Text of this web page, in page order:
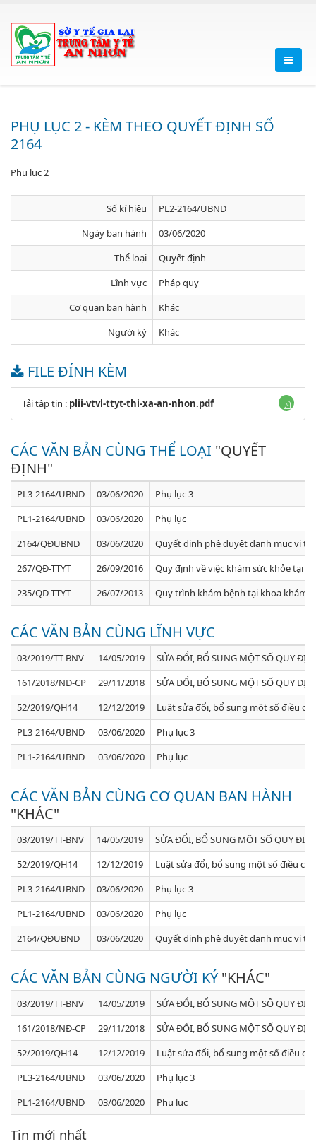
PHỤ LỤC 2 - KÈM THEO QUYẾT ĐỊNH SỐ
2164
Phụ lục 2
Số kí hiệu
PL2-2164/UBND
Ngày ban hành
03/06/2020
Thể loại
Quyết định
Lĩnh vực
Pháp quy
Cơ quan ban hành
Khác
Người ký
Khác
FILE ĐÍNH KÈM
Tải tập tin : plii-vtvl-ttyt-thi-xa-an-nhon.pdf
CÁC VĂN BẢN CÙNG THỂ LOẠI "QUYẾT
ĐỊNH"
PL3-2164/UBND 03/06/2020
Phụ lục 3
PL1-2164/UBND
03/06/2020
Phụ lục
2164/QĐUBND
03/06/2020
Quyết định phê duyệt danh mục vị trí
267/QĐ-TTYT
26/09/2016
Quy định về việc khám sức khỏe tại
235/QD-TTYT
26/07/2013 Quy trình khám bệnh tại khoa khám
CÁC VĂN BẢN CÙNG LĨNH VỰC
03/2019/TT-BNV 14/05/2019
SỬA ĐỔI, BỔ SUNG MỘT SỐ QUY
161/2018/NĐ-CP
29/11/2018
SỬA ĐỔI, BỔ SUNG MỘT SỐ QUY
52/2019/QH14
12/12/2019
Luật sửa đổi, bổ sung một số điều
PL3-2164/UBND
03/06/2020
Phụ lục 3
PL1-2164/UBND
03/06/2020 Phụ lục
CÁC VĂN BẢN CÙNG CƠ QUAN BAN HÀNH
"KHÁC"
03/2019/TT-BNV 14/05/2019
SỬA ĐỔI, BỔ SUNG MỘT SỐ QUY
52/2019/QH14
12/12/2019
Luật sửa đổi, bổ sung một số điều
PL3-2164/UBND
03/06/2020
Phụ lục 3
PL1-2164/UBND
03/06/2020
Phụ lục
2164/QĐUBND
03/06/2020 Quyết định phê duyệt danh mục vị trí
CÁC VĂN BẢN CÙNG NGƯỜI KÝ "KHÁC"
03/2019/TT-BNV 14/05/2019
SỬA ĐỔI, BỔ SUNG MỘT SỐ QUY
161/2018/NĐ-CP
29/11/2018
SỬA ĐỔI, BỔ SUNG MỘT SỐ QUY
52/2019/QH14
12/12/2019
Luật sửa đổi, bổ sung một số điều
PL3-2164/UBND
03/06/2020
Phụ lục 3
PL1-2164/UBND
03/06/2020 Phụ lục
Tin mới nhất